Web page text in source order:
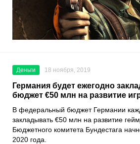
Деньги 18 ноября, 2019
Германия будет ежегодно
бюджет €50 млн на развитие
В федеральный бюджетГермании
закладывать €50 млн на развитие
Бюджетного комитета Бундестага
2020 года.